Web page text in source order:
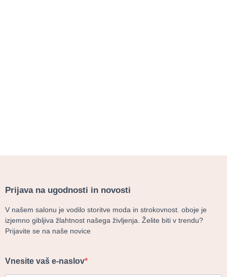
Prijava na ugodnosti in novosti
V našem salonu je vodilo storitve moda in strokovnost. oboje je
izjemno gibljiva žlahtnost našega življenja. Želite biti v trendu?
Prijavite se na naše novice
Vnesite vaš e-naslov